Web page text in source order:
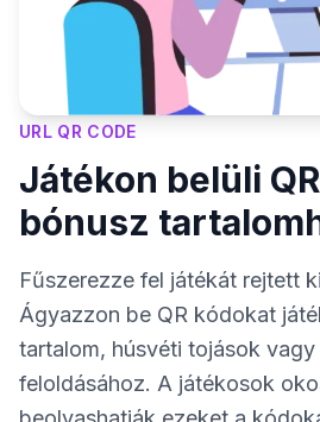
URL QR CODE
Játékon belüli
bónusz
Fűszerezze fel játékát rejtett
Ágyazzon be QR kódokat
tartalom, húsvéti tojások
feloldásához. A játékosok